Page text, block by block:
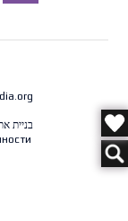
בניית